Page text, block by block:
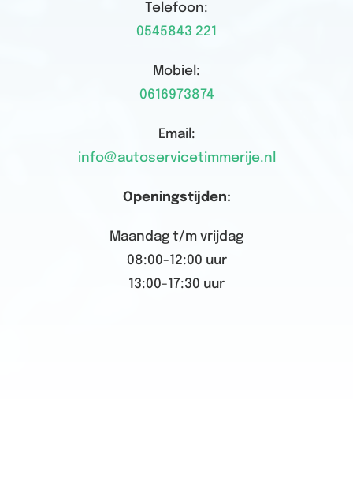
Telefoon:
0545843 221
Mobiel:
0616973874
Email:
info@autoservicetimmerije.nl
Openingstijden:
Maandag t/m vrijdag
08:00-12:00 uur
13:00-17:30 uur